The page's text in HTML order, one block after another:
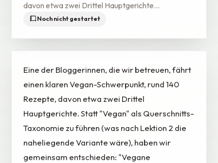
davon etwa zwei Drittel Hauptgerichte...
Noch nicht gestartet
Eine der Bloggerinnen, die wir betreuen, fährt
einen klaren Vegan-Schwerpunkt, rund 140
Rezepte, davon etwa zwei Drittel
Hauptgerichte. Statt "Vegan" als Querschnitts-
Taxonomie zu führen (was nach Lektion 2 die
naheliegende Variante wäre), haben wir
gemeinsam entschieden: "Vegane